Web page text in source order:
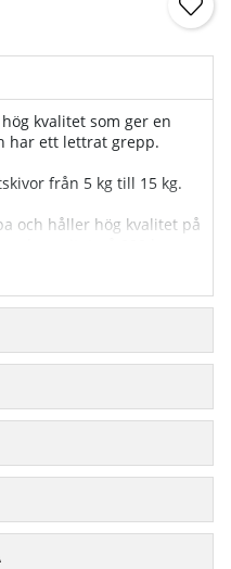
kvalitet som ger en
har ett lettrat grepp.
från 5 kg till 15 kg.
och håller hög kvalitet på